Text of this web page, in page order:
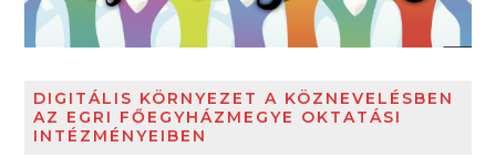
DIGITÁLIS KÖRNYEZET A KÖZNEVELÉSBEN
AZ EGRI FŐEGYHÁZMEGYE OKTATÁSI
INTÉZMÉNYEIBEN